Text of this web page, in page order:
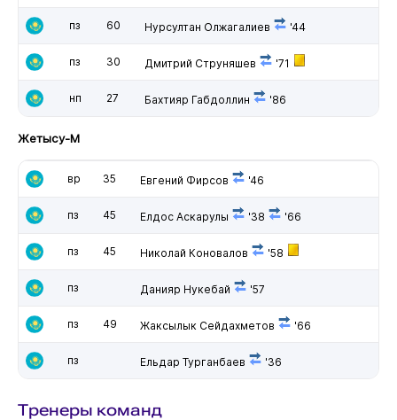
пз 60 Нурсултан Олжагалиев '44
пз 30 Дмитрий Струняшев '71
нп 27 Бахтияр Габдоллин '86
Жетысу-М
вр 35 Евгений Фирсов '46
пз 45 Елдос Аскарулы '38 '66
пз 45 Николай Коновалов '58
пз Данияр Нукебай '57
пз 49 Жаксылык Сейдахметов '66
пз Ельдар Турганбаев '36
Тренеры команд